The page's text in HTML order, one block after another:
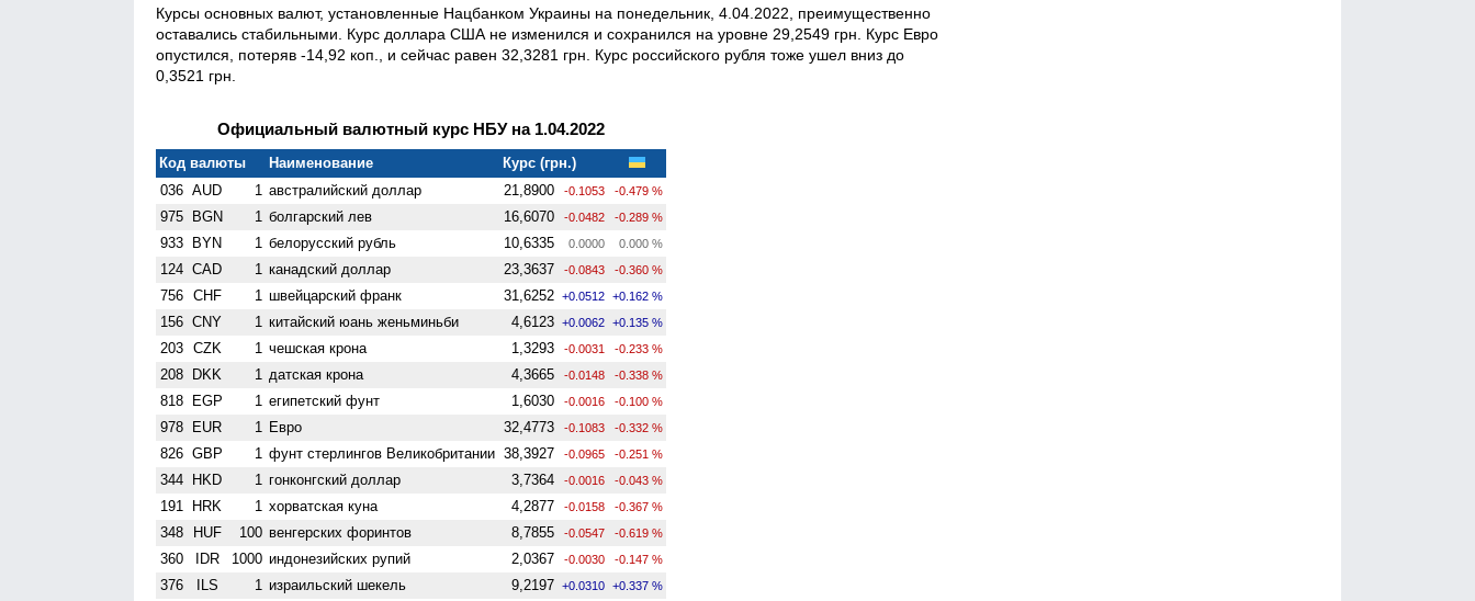
Курсы основных валют, установленные Нацбанком Украины на понедельник, 4.04.2022, преимущественно
оставались стабильными. Курс доллара США не изменился и сохранился на уровне 29,2549 грн. Курс Евро
опустился, потеряв -14,92 коп., и сейчас равен 32,3281 грн. Курс российского рубля тоже ушел вниз до
0,3521 грн.
Официальный валютный курс НБУ на 1.04.2022
Код валюты Наименование
Курс (грн.)
036 AUD 1 австралийский доллар 21,8900 -0.1053 -0.479 %
975 BGN 1 болгарский лев 16,6070 -0.0482 -0.289 %
933 BYN 1 белорусский рубль 10,6335 0.0000 0.000 %
124 CAD 1 канадский доллар 23,3637 -0.0843 -0.360 %
756 CHF 1 швейцарский франк 31,6252 +0.0512 +0.162 %
156 CNY 1 китайский юань женьминьби 4,6123 +0.0062 +0.135 %
203 CZK 1 чешская крона 1,3293 -0.0031 -0.233 %
208 DKK 1 датская крона 4,3665 -0.0148 -0.338 %
818 EGP 1 египетский фунт 1,6030 -0.0016 -0.100 %
978 EUR 1 Евро 32,4773 -0.1083 -0.332 %
826 GBP 1 фунт стерлингов Велико­британии 38,3927 -0.0965 -0.251 %
344 HKD 1 гонконгский доллар 3,7364 -0.0016 -0.043 %
191 HRK 1 хорватская куна 4,2877 -0.0158 -0.367 %
348 HUF 100 венгерских форинтов 8,7855 -0.0547 -0.619 %
360 IDR 1000 индонезийских рупий 2,0367 -0.0030 -0.147 %
376 ILS 1 израильский шекель 9,2197 +0.0310 +0.337 %